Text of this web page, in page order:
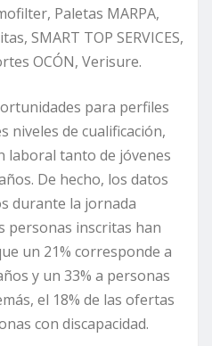
Paletas MARPA,
SMART TOP SERVICES,
OCÓN, Verisure.
para perfiles
niveles de cualificación,
laboral tanto de jóvenes
De hecho, los datos
durante la jornada
personas inscritas han
un 21% corresponde a
y un 33% a personas
el 18% de las ofertas
con discapacidad.